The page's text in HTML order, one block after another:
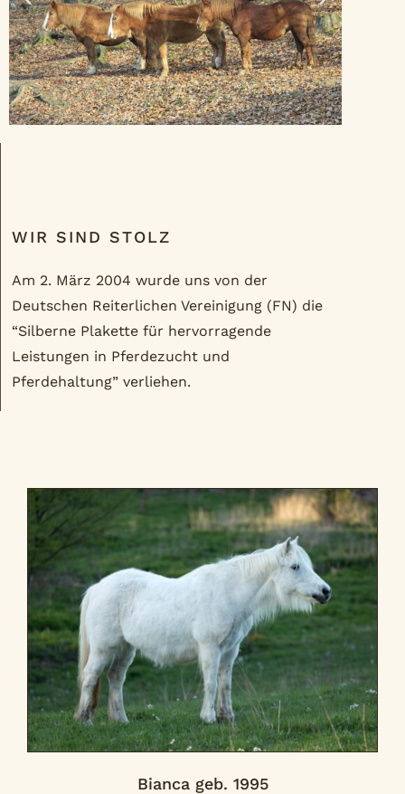
WIR SIND STOLZ
Am 2. März 2004 wurde uns von der
Deutschen Reiterlichen Vereinigung (FN) die
“Silberne Plakette für hervorragende
Leistungen in Pferdezucht und
Pferdehaltung” verliehen.
Bianca geb. 1995